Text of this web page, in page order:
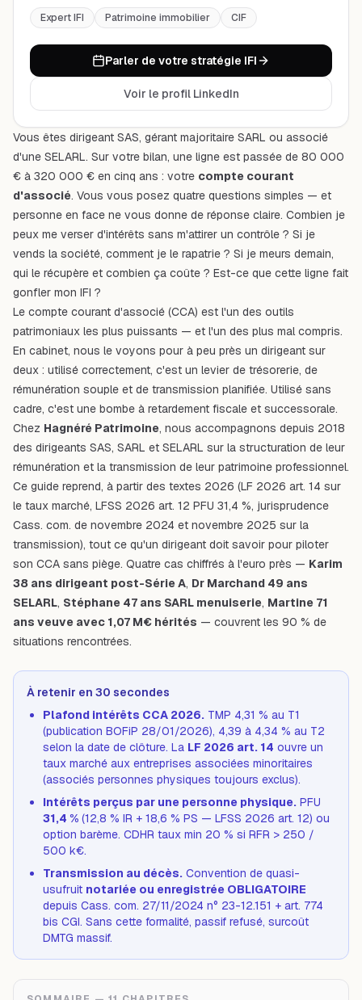
Expert IFI Patrimoine immobilier CIF
Parler de votre stratégie IFI
Voir le profil LinkedIn
Vous êtes dirigeant SAS, gérant majoritaire SARL ou associé
d'une SELARL. Sur votre bilan, une ligne est passée de 80 000
€ à 320 000 € en cinq ans : votre compte courant
d'associé. Vous vous posez quatre questions simples — et
personne en face ne vous donne de réponse claire. Combien je
peux me verser d'intérêts sans m'attirer un contrôle ? Si je
vends la société, comment je le rapatrie ? Si je meurs demain,
qui le récupère et combien ça coûte ? Est-ce que cette ligne fait
gonfler mon IFI ?
Le compte courant d'associé (CCA) est l'un des outils
patrimoniaux les plus puissants — et l'un des plus mal compris.
En cabinet, nous le voyons pour à peu près un dirigeant sur
deux : utilisé correctement, c'est un levier de trésorerie, de
rémunération souple et de transmission planifiée. Utilisé sans
cadre, c'est une bombe à retardement fiscale et successorale.
Chez Hagnéré Patrimoine, nous accompagnons depuis 2018
des dirigeants SAS, SARL et SELARL sur la structuration de leur
rémunération et la transmission de leur patrimoine professionnel.
Ce guide reprend, à partir des textes 2026 (LF 2026 art. 14 sur
le taux marché, LFSS 2026 art. 12 PFU 31,4 %, jurisprudence
Cass. com. de novembre 2024 et novembre 2025 sur la
transmission), tout ce qu'un dirigeant doit savoir pour piloter
son CCA sans piège. Quatre cas chiffrés à l'euro près — Karim
38 ans dirigeant post-Série A, Dr Marchand 49 ans
SELARL, Stéphane 47 ans SARL menuiserie, Martine 71
ans veuve avec 1,07 M€ hérités — couvrent les 90 % de
situations rencontrées.
À retenir en 30 secondes
Plafond intérêts CCA 2026. TMP 4,31 % au T1
(publication BOFiP 28/01/2026), 4,39 à 4,34 % au T2
selon la date de clôture. La LF 2026 art. 14 ouvre un
taux marché aux entreprises associées minoritaires
(associés personnes physiques toujours exclus).
Intérêts perçus par une personne physique. PFU
31,4 % (12,8 % IR + 18,6 % PS — LFSS 2026 art. 12) ou
option barème. CDHR taux min 20 % si RFR > 250 /
500 k€.
Transmission au décès. Convention de quasi-
usufruit notariée ou enregistrée OBLIGATOIRE
depuis Cass. com. 27/11/2024 n° 23-12.151 + art. 774
bis CGI. Sans cette formalité, passif refusé, surcoût
DMTG massif.